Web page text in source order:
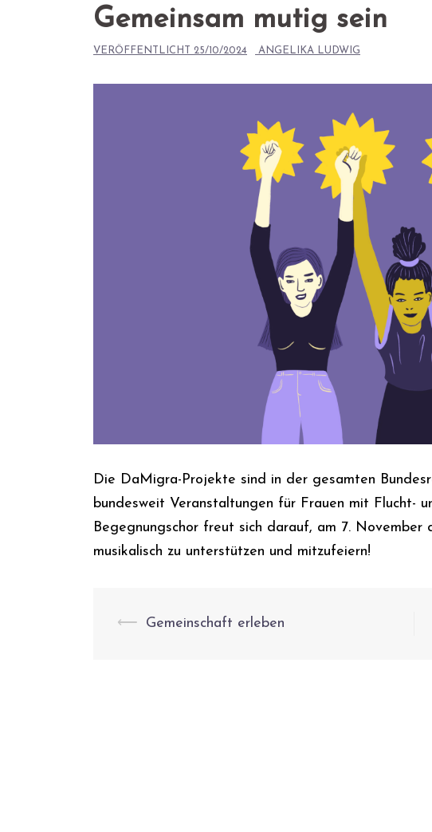
Gemeinsam mutig sein
VERÖFFENTLICHT 25/10/2024 ANGELIKA LUDWIG
Die DaMigra-Projekte sind in der gesamten
bundesweit Veranstaltungen für Frauen mit Flucht-
Begegnungschor freut sich darauf, am 7.
musikalisch zu unterstützen und mitzufeiern!
Beitrags-
⟵ Gemeinschaft erleben